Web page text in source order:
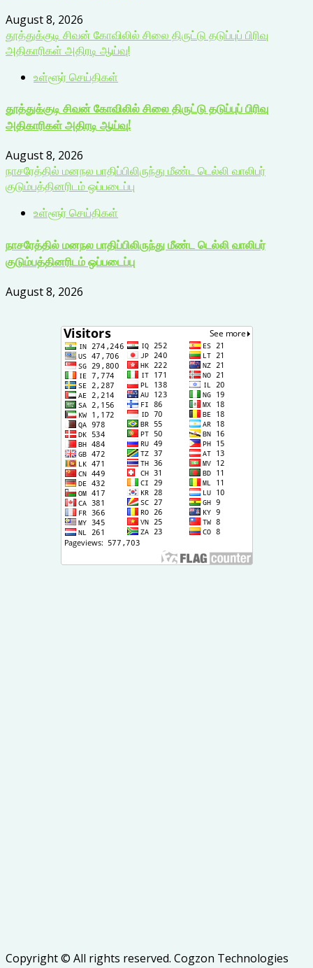
August 8, 2026
தூத்துக்குடி சிவன் கோவிலில் சிலை திருட்டு தடுப்புப் பிரிவு
அதிகாரிகள் அதிரடி ஆய்வு!
உள்ளூர் செய்திகள்
தூத்துக்குடி சிவன் கோவிலில் சிலை திருட்டு தடுப்புப் பிரிவு
அதிகாரிகள் அதிரடி ஆய்வு!
August 8, 2026
நாசரேத்தில் மனநல பாதிப்பிலிருந்து மீண்ட டெல்லி வாலிபர்
குடும்பத்தினரிடம் ஒப்படைப்பு
உள்ளூர் செய்திகள்
நாசரேத்தில் மனநல பாதிப்பிலிருந்து மீண்ட டெல்லி வாலிபர்
குடும்பத்தினரிடம் ஒப்படைப்பு
August 8, 2026
Copyright © All rights reserved. Cogzon Technologies